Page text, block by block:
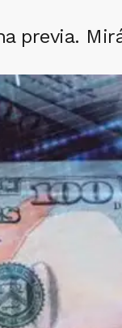
previa.